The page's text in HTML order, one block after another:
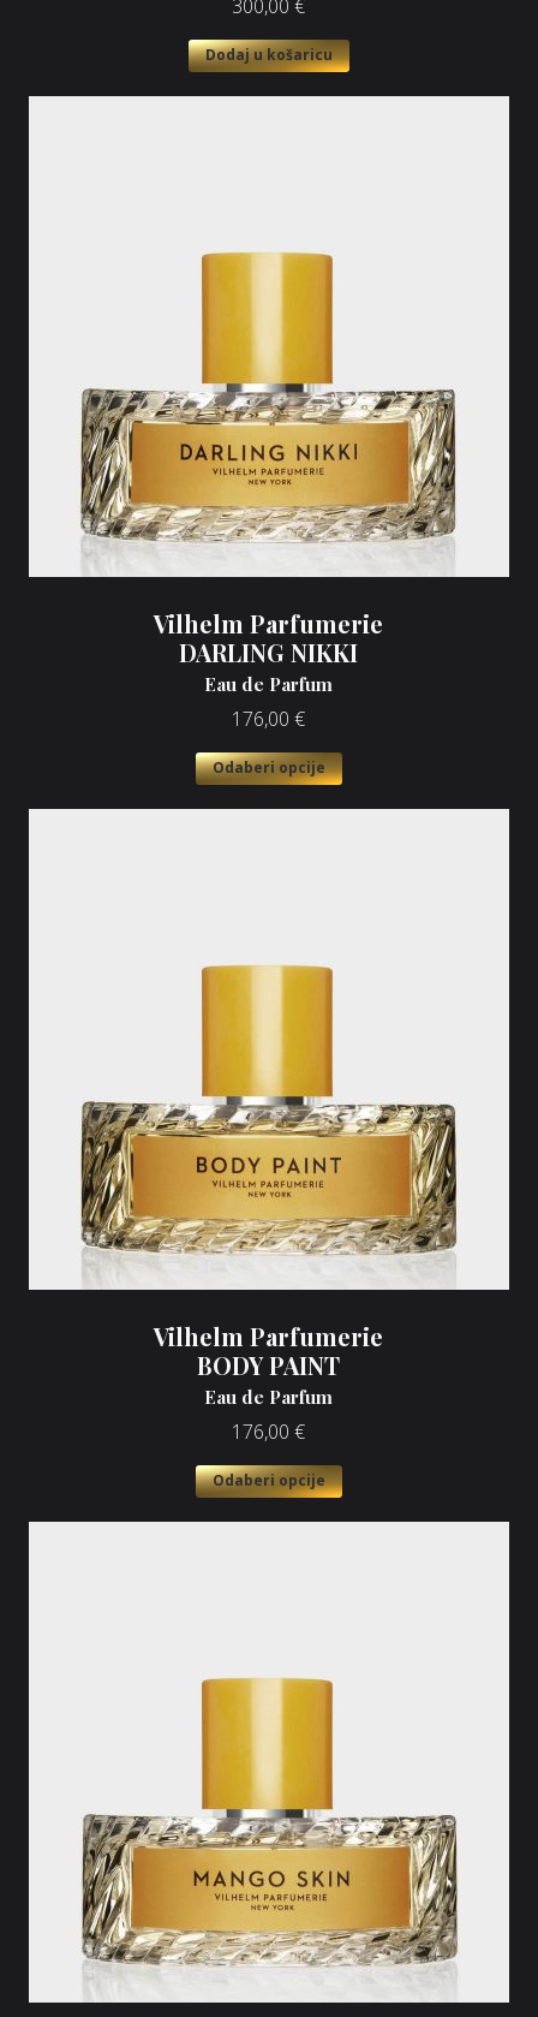
300,00 €
Dodaj u košaricu
Vilhelm Parfumerie
DARLING NIKKI
Eau de Parfum
176,00 €
Odaberi opcije
Vilhelm Parfumerie
BODY PAINT
Eau de Parfum
176,00 €
Odaberi opcije